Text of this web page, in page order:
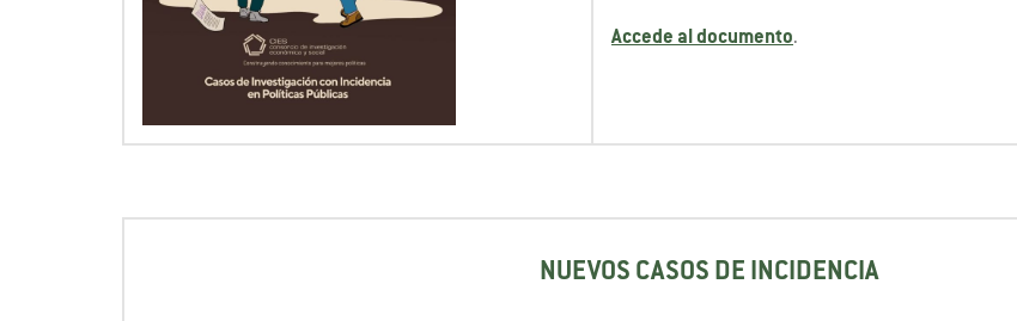
Accede al documento.
NUEVOS CASOS DE INCIDENCIA